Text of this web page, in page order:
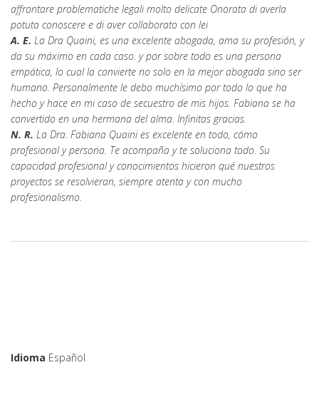
affrontare problematiche legali molto delicate Onorata di averla
potuta conoscere e di aver collaborato con lei
A. E. La Dra Quaini, es una excelente abogada, ama su profesión, y
da su máximo en cada caso. y por sobre todo es una persona
empática, lo cual la convierte no solo en la mejor abogada sino ser
humano. Personalmente le debo muchísimo por todo lo que ha
hecho y hace en mi caso de secuestro de mis hijos. Fabiana se ha
convertido en una hermana del alma. Infinitas gracias.
N. R. La Dra. Fabiana Quaini es excelente en todo, cómo
profesional y persona. Te acompaña y te soluciona todo. Su
capacidad profesional y conocimientos hicieron qué nuestros
proyectos se resolvieran, siempre atenta y con mucho
profesionalismo.
Idioma Español